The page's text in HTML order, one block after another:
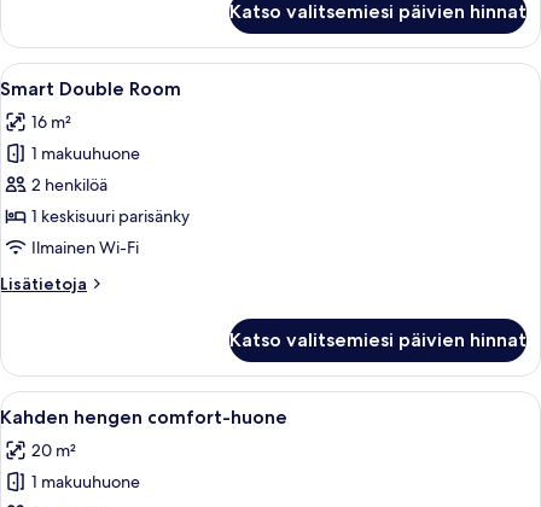
comfort-
huone
Katso valitsemiesi päivien hinnat
Avaa
kaikki
huonetyypin
Smart
Double
Room
kuvat
Hotellihuone, jossa on sänky,
6
Smart Double Room
16 m²
1 makuuhuone
2 henkilöä
1 keskisuuri parisänky
Ilmainen Wi-Fi
Lisätietoja
Lisätietoja
Room
Katso valitsemiesi päivien hinnat
Avaa
kaikki
huonetyypin
Kahden
Hotellihuone, jossa on sänky,
6
Kahden hengen comfort-huone
20 m²
1 makuuhuone